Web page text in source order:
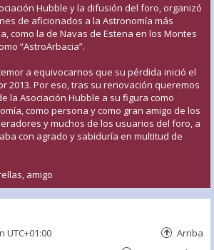
Hubble y la difusión del foro, organizó
de aficionados a la Astronomía más
como la de Navas de Estena en los Montes
“AstroArbacia”.
a equivocarnos que su pérdida inició el
2013. Por eso, tras su renovación queremos
la Asociación Hubble a su figura como
como persona y como gran amigo de los
y muchos de los usuarios del foro, a
con agrado y sabiduría en multitud de
amigo
UTC+01:00 Arriba